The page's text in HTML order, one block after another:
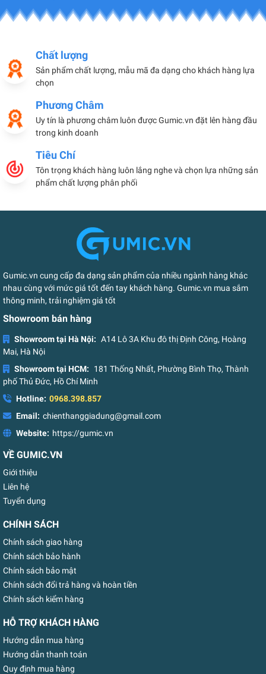
Chất lượng
Sản phẩm chất lượng, mẫu mã đa dạng cho khách hàng lựa
chọn
Phương Châm
Uy tín là phương châm luôn được Gumic.vn đặt lên hàng đầu
trong kinh doanh
Tiêu Chí
Tôn trọng khách hàng luôn lắng nghe và chọn lựa những sản
phẩm chất lượng phân phối
Gumic.vn cung cấp đa dạng sản phẩm của nhiều ngành hàng khác
nhau cùng với mức giá tốt đến tay khách hàng. Gumic.vn mua sắm
thông minh, trải nghiệm giá tốt
Showroom bán hàng
Showroom tại Hà Nội: A14 Lô 3A Khu đô thị Định Công, Hoàng
Mai, Hà Nội
Showroom tại HCM:
181 Thống Nhất, Phường Bình Thọ, Thành
phố Thủ Đức, Hồ Chí Minh
Hotline: 0968.398.857
Email: chienthanggiadung@gmail.com
Website: https://gumic.vn
VỀ GUMIC.VN
Giới thiệu
Liên hệ
Tuyển dụng
CHÍNH SÁCH
Chính sách giao hàng
Chính sách bảo hành
Chính sách bảo mật
Chính sách đổi trả hàng và hoàn tiền
Chính sách kiểm hàng
HỖ TRỢ KHÁCH HÀNG
Hướng dẫn mua hàng
Hướng dẫn thanh toán
Quy định mua hàng